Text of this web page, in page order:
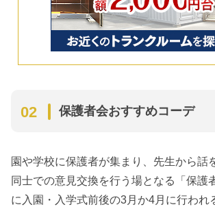
保護者会おすすめコーデ
園や学校に保護者が集まり、先生から話
同士での意見交換を行う場となる「保護
に入園・入学式前後の3月か4月に行われ